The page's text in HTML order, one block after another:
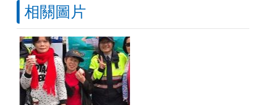
相關圖片